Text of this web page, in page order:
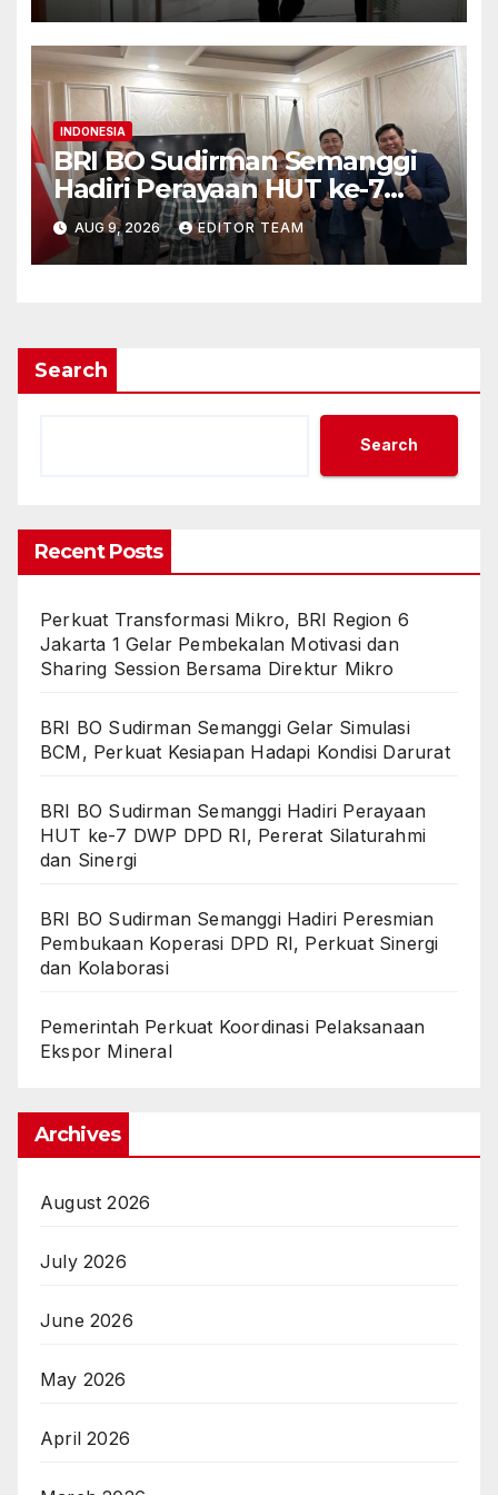
INDONESIA
BRI BO Sudirman Semanggi
Hadiri Perayaan HUT ke-7
DWP DPD RI, Pererat
Silaturahmi dan Sinergi
AUG 9, 2026 EDITOR TEAM
Search
Search
Recent Posts
Perkuat Transformasi Mikro, BRI Region 6
Jakarta 1 Gelar Pembekalan Motivasi dan
Sharing Session Bersama Direktur Mikro
BRI BO Sudirman Semanggi Gelar Simulasi
BCM, Perkuat Kesiapan Hadapi Kondisi Darurat
BRI BO Sudirman Semanggi Hadiri Perayaan
HUT ke-7 DWP DPD RI, Pererat Silaturahmi
dan Sinergi
BRI BO Sudirman Semanggi Hadiri Peresmian
Pembukaan Koperasi DPD RI, Perkuat Sinergi
dan Kolaborasi
Pemerintah Perkuat Koordinasi Pelaksanaan
Ekspor Mineral
Archives
August 2026
July 2026
June 2026
May 2026
April 2026